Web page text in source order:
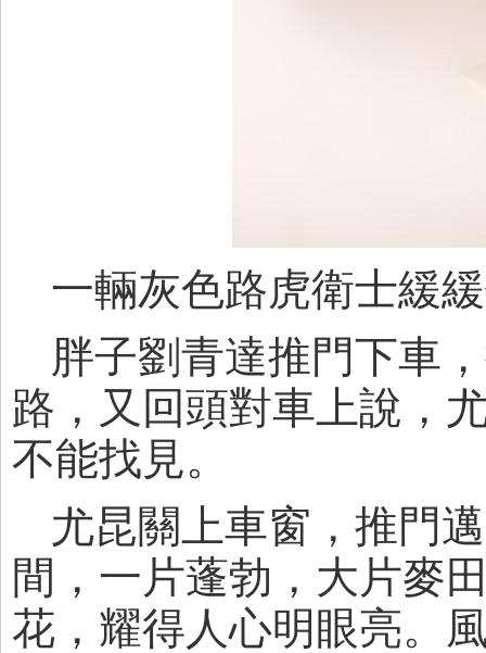
一輛灰色路虎衛士緩
胖子劉青達推門下車
路，又回頭對車上說，
不能找見。
尤昆關上車窗，推門
間，一片蓬勃，大片麥
花，耀得人心明眼亮。